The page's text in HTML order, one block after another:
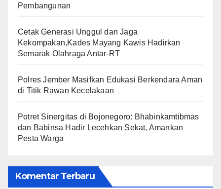
Pembangunan
Cetak Generasi Unggul dan Jaga
Kekompakan,Kades Mayang Kawis Hadirkan
Semarak Olahraga Antar-RT
Polres Jember Masifkan Edukasi Berkendara Aman
di Titik Rawan Kecelakaan
​Potret Sinergitas di Bojonegoro: Bhabinkamtibmas
dan Babinsa Hadir Lecehkan Sekat, Amankan
Pesta Warga
Komentar Terbaru